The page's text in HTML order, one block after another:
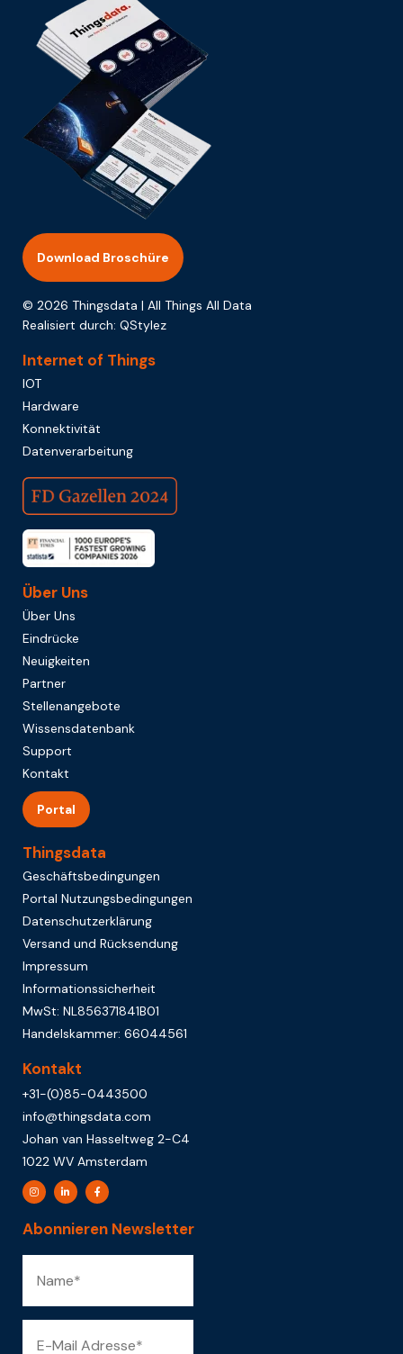
Download Broschüre
© 2026 Thingsdata | All Things All Data
Realisiert durch: QStylez
Internet of Things
IOT
Hardware
Konnektivität
Datenverarbeitung
Über Uns
Über Uns
Eindrücke
Neuigkeiten
Partner
Stellenangebote
Wissensdatenbank
Support
Kontakt
Portal
Thingsdata
Geschäftsbedingungen
Portal Nutzungsbedingungen
Datenschutzerklärung
Versand und Rücksendung
Impressum
Informationssicherheit
MwSt: NL856371841B01
Handelskammer: 66044561
Kontakt
+31-(0)85-0443500
info@thingsdata.com
Johan van Hasseltweg 2-C4
1022 WV Amsterdam
Abonnieren Newsletter